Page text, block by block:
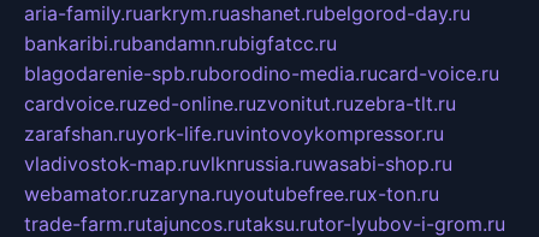
aria-family.ruarkrym.ruashanet.rubelgorod-day.ru
bankaribi.rubandamn.rubigfatcc.ru
blagodarenie-spb.ruborodino-media.rucard-voice.ru
cardvoice.ruzed-online.ruzvonitut.ruzebra-tlt.ru
zarafshan.ruyork-life.ruvintovoykompressor.ru
vladivostok-map.ruvlknrussia.ruwasabi-shop.ru
webamator.ruzaryna.ruyoutubefree.rux-ton.ru
trade-farm.rutajuncos.rutaksu.rutor-lyubov-i-grom.ru